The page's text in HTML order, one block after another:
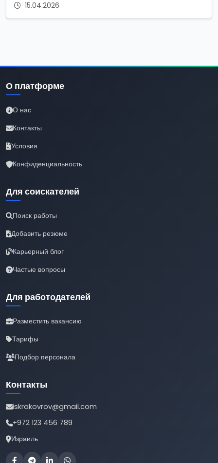
15.04.2026
О платформе
О нас
Контакты
Условия
Конфиденциальность
Для соискателей
Поиск работы
Добавить резюме
Карьерный блог
Частые вопросы
Для работодателей
Разместить вакансию
Тарифы
Подбор персонала
Контакты
iskrakovrov@gmail.com
+972 123 456 789
Израиль